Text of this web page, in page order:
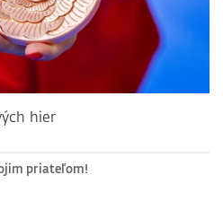
hier
priateľom!